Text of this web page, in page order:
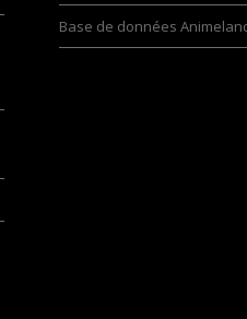
Base de données